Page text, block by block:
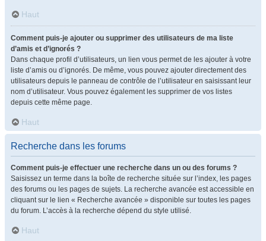
Haut
Comment puis-je ajouter ou supprimer des utilisateurs de ma liste
d’amis et d’ignorés ?
Dans chaque profil d’utilisateurs, un lien vous permet de les ajouter à votre
liste d’amis ou d’ignorés. De même, vous pouvez ajouter directement des
utilisateurs depuis le panneau de contrôle de l’utilisateur en saisissant leur
nom d’utilisateur. Vous pouvez également les supprimer de vos listes
depuis cette même page.
Haut
Recherche dans les forums
Comment puis-je effectuer une recherche dans un ou des forums ?
Saisissez un terme dans la boîte de recherche située sur l’index, les pages
des forums ou les pages de sujets. La recherche avancée est accessible en
cliquant sur le lien « Recherche avancée » disponible sur toutes les pages
du forum. L’accès à la recherche dépend du style utilisé.
Haut